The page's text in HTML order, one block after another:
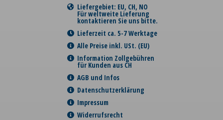
Liefergebiet: EU, CH, NO
Für weltweite Lieferung
kontaktieren Sie uns bitte.
Lieferzeit ca. 5-7 Werktage
Alle Preise inkl. USt. (EU)
Information Zollgebühren
für Kunden aus CH
AGB und Infos
Datenschutzerklärung
Impressum
Widerrufsrecht